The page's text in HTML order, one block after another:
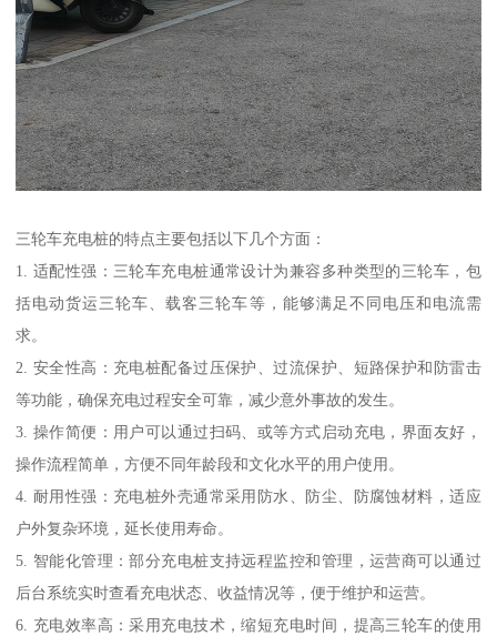
三轮车充电桩的特点主要包括以下几个方面：
1. 适配性强：三轮车充电桩通常设计为兼容多种类型的三轮车，包
括电动货运三轮车、载客三轮车等，能够满足不同电压和电流需
求。
2. 安全性高：充电桩配备过压保护、过流保护、短路保护和防雷击
等功能，确保充电过程安全可靠，减少意外事故的发生。
3. 操作简便：用户可以通过扫码、或等方式启动充电，界面友好，
操作流程简单，方便不同年龄段和文化水平的用户使用。
4. 耐用性强：充电桩外壳通常采用防水、防尘、防腐蚀材料，适应
户外复杂环境，延长使用寿命。
5. 智能化管理：部分充电桩支持远程监控和管理，运营商可以通过
后台系统实时查看充电状态、收益情况等，便于维护和运营。
6. 充电效率高：采用充电技术，缩短充电时间，提高三轮车的使用